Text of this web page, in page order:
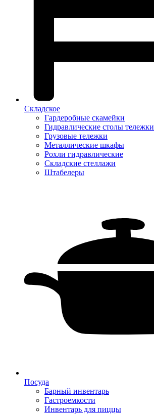
Складское
Гардеробные скамейки
Гидравлические столы тележки
Грузовые тележки
Металлические шкафы
Рохли гидравлические
Складские стеллажи
Штабелеры
Посуда
Барный инвентарь
Гастроемкости
Инвентарь для пиццы